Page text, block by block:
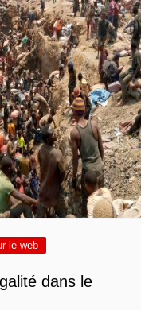
le web
dans le